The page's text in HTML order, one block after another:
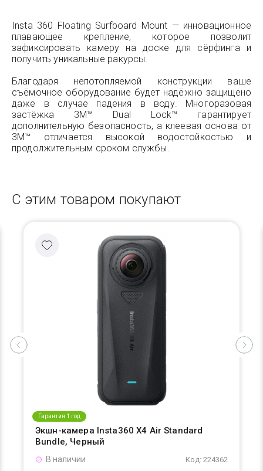
Insta 360 Floating Surfboard Mount — инновационное
плавающее крепление, которое позволит
зафиксировать камеру на доске для сёрфинга и
получить уникальные ракурсы.
Благодаря непотопляемой конструкции ваше
съёмочное оборудование будет надёжно защищено
даже в случае падения в воду. Многоразовая
застёжка 3M™ Dual Lock™ гарантирует
дополнительную безопасность, а клеевая основа от
3M™ отличается высокой водостойкостью и
продолжительным сроком службы.
С этим товаром покупают
Гарантия 1 год
Экшн-камера Insta360 X4 Air Standard
Bundle, Черный
Код: 224362
В наличии